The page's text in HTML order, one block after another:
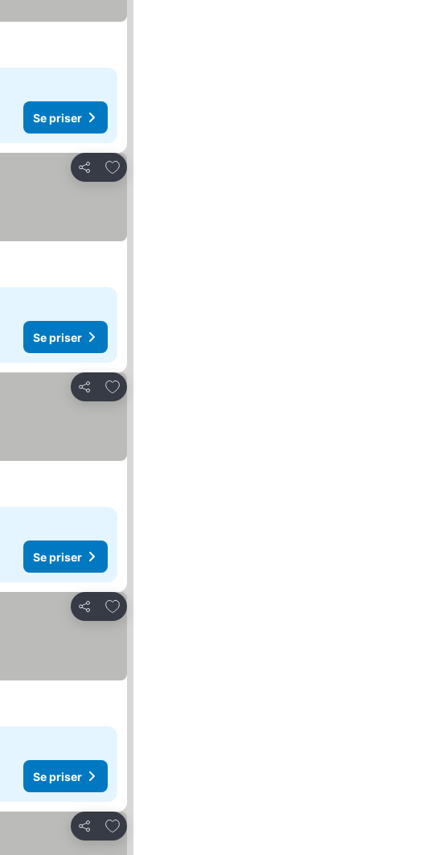
Se priser
Del
Legg til i favoritter
Se priser
Del
Legg til i favoritter
Se priser
Del
Legg til i favoritter
Se priser
Del
Legg til i favoritter